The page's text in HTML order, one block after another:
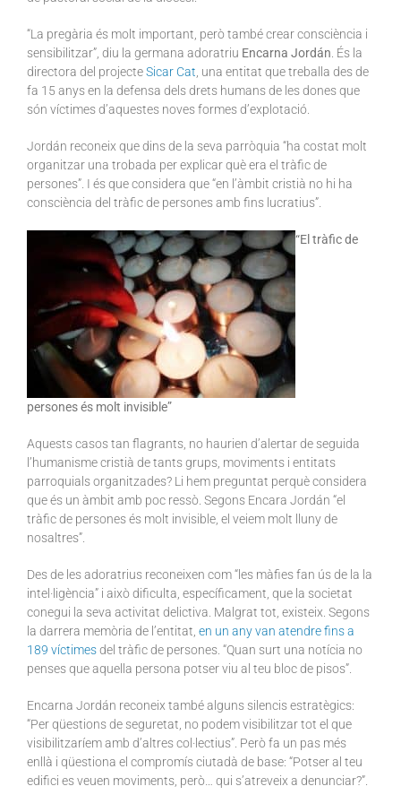
“La pregària és molt important, però també crear consciència i
sensibilitzar”, diu la germana adoratriu Encarna Jordán . És la
directora del projecteSicar Cat , una entitat que treballa des de
fa 15 anys en la defensa dels drets humans de les dones que
són víctimes d’aquestes noves formes d’explotació.
Jordán reconeix que dins de la seva parròquia “ha costat molt
organitzar una trobada per explicar què era el tràfic de
persones”. I és que considera que “en l’àmbit cristià no hi ha
consciència del tràfic de persones amb fins lucratius”.
“El tràfic de
persones és molt invisible”
Aquests casos tan flagrants, no haurien d’alertar de seguida
l’humanisme cristià de tants grups, moviments i entitats
parroquials organitzades? Li hem preguntat perquè considera
que és un àmbit amb poc ressò. Segons Encara Jordán “el
tràfic de persones és molt invisible, el veiem molt lluny de
nosaltres”.
Des de les adoratrius reconeixen com “les màfies fan ús de la la
intel·ligència” i això dificulta, específicament, que la societat
conegui la seva activitat delictiva. Malgrat tot, existeix. Segons
la darrera memòria de l’entitat, en un any van atendre fins a
189 víctimesdel tràfic de persones. “Quan surt una notícia no
penses que aquella persona potser viu al teu bloc de pisos”.
Encarna Jordán reconeix també alguns silencis estratègics:
“Per qüestions de seguretat, no podem visibilitzar tot el que
visibilitzaríem amb d’altres col·lectius”. Però fa un pas més
enllà i qüestiona el compromís ciutadà de base: “Potser al teu
edifici es veuen moviments, però… qui s’atreveix a denunciar?”.